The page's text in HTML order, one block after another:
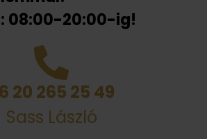
08:00-20:00-ig!
20 265 25 49
Sass László